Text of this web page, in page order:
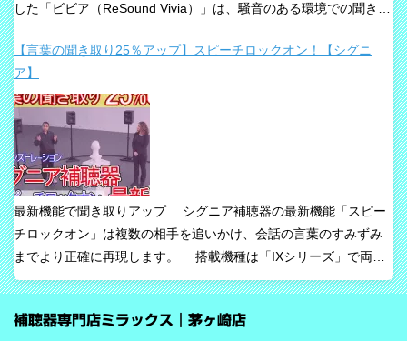
した「ビビア（ReSound Vivia）」は、騒音のある環境での聞き取
「騒音下でも鮮やかな聞き取り」、「世界最小AI補聴器」、
「Auracast標準搭載」が主な特長です。 ビビアが目指している
のは、単純な増幅だけではありません。 周囲の音の中から、聞き
たい声に意識を向けやすくすること、そして自然な聞こえ方をで
きるだけ保ちながら会話を楽にすることが、このシリーズの重要
な考え方です。 ビビアの中核は【IA】という考え方 ビビアで
は、リサウンドがIntelligence Augmented（インテリジェンス・オ
ーグメンテッド）と呼ぶ考え方を採用しています。 これは、AIが
すべてを一方的に処理するのではなく、人の脳が本来持っている
音を選び取る力を支えるという発想で、脳の自然な処理を助ける
ためのAIとしています。 騒がしい場所では、相手の声だけでな
音が同時に耳に入ってきます。 ビビアは、そうした場面で必要な
【言葉の聞き取り25％アップ】スピーチロックオン！【シグニ
ア】
最新機能で聞き取りアップ シグニア補聴器の最新機能「スピー
チロックオン」は複数の相手を追いかけ、会話の言葉のすみずみ
までより正確に再現します。 搭載機種は「IXシリーズ」で両耳
装用時に働きます。片耳装用の場合は、ワードロックオン機能で
し、7クラスならデータを192,000個収集するから、騒音下での言
補聴器専門店ミラックス｜茅ヶ崎店